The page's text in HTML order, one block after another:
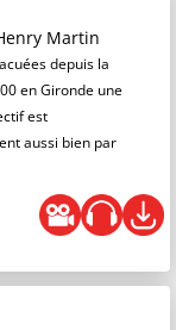
Martin
depuis la
en Gironde une
est
aussi bien par